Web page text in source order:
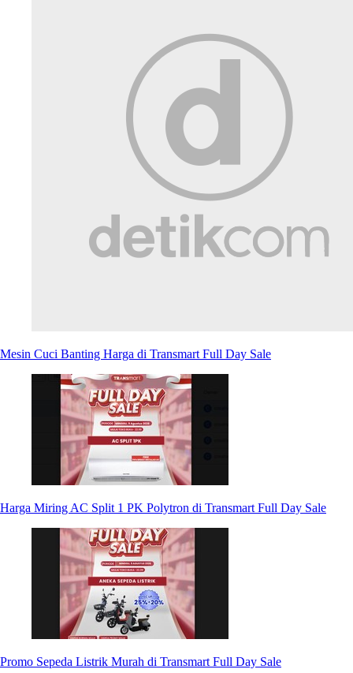
Mesin Cuci Banting Harga di Transmart Full Day Sale
Harga Miring AC Split 1 PK Polytron di Transmart Full Day Sale
Promo Sepeda Listrik Murah di Transmart Full Day Sale